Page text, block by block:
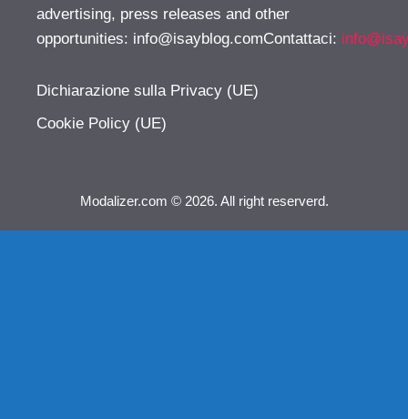
advertising, press releases and other
opportunities: info@isayblog.comContattaci:
Dichiarazione sulla Privacy (UE)
Cookie Policy (UE)
Modalizer.com © 2026. All right reserverd.